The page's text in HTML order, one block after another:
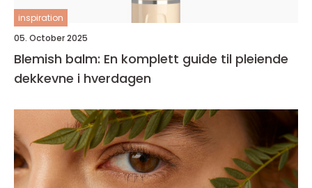
inspiration
05. October 2025
Blemish balm: En komplett guide til pleiende
dekkevne i hverdagen